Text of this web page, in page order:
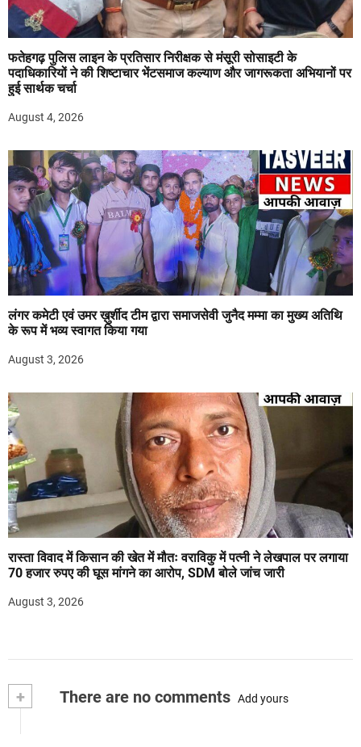
फतेहगढ़ पुलिस लाइन के प्रतिसार निरीक्षक से मंसूरी सोसाइटी के
पदाधिकारियों ने की शिष्टाचार भेंटसमाज कल्याण और जागरूकता अभियानों पर
हुई सार्थक चर्चा
August 4, 2026
लंगर कमेटी एवं उमर ख़ुर्शीद टीम द्वारा समाजसेवी जुनैद मम्मा का मुख्य अतिथि
के रूप में भव्य स्वागत किया गया
August 3, 2026
रास्ता विवाद में किसान की खेत में मौतः वराविकु में पत्नी ने लेखपाल पर लगाया
70 हजार रुपए की घूस मांगने का आरोप, SDM बोले जांच जारी
August 3, 2026
+ There are no comments Add yours